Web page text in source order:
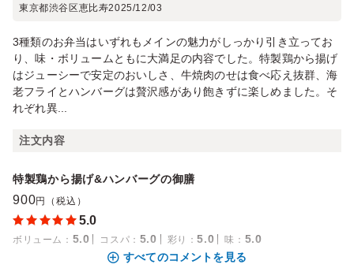
東京都渋谷区恵比寿2025/12/03
3種類のお弁当はいずれもメインの魅力がしっかり引き立ってお
り、味・ボリュームともに大満足の内容でした。特製鶏から揚げ
はジューシーで安定のおいしさ、牛焼肉のせは食べ応え抜群、海
老フライとハンバーグは贅沢感があり飽きずに楽しめました。そ
れぞれ異...
注文内容
特製鶏から揚げ&ハンバーグの御膳
900円（税込）
5.0
ボリューム ： 5.0 コスパ ： 5.0 彩り ：5.0 味 ： 5.0
すべてのコメントを見る